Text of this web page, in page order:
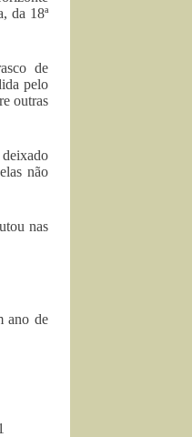
da 18ª
de
pelo
outras
não
nas
ano de